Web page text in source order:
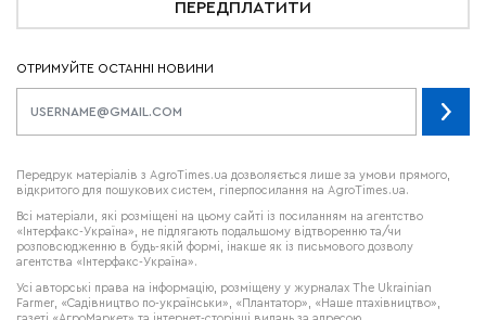
ПЕРЕДПЛАТИТИ
ОТРИМУЙТЕ ОСТАННІ НОВИНИ
Передрук матеріалів з AgroTimes.ua дозволяється лише за умови прямого,
відкритого для пошукових систем, гіперпосилання на AgroTimes.ua.
Всі матеріали, які розміщені на цьому сайті із посиланням на агентство
«Інтерфакс-Україна», не підлягають подальшому відтворенню та/чи
розповсюдженню в будь-якій формі, інакше як із письмового дозволу
агентства «Інтерфакс-Україна».
Усі авторські права на інформацію, розміщену у журналах The Ukrainian
Farmer , «Садівництво по-українськи», «Плантатор», «Наше птахівництво»,